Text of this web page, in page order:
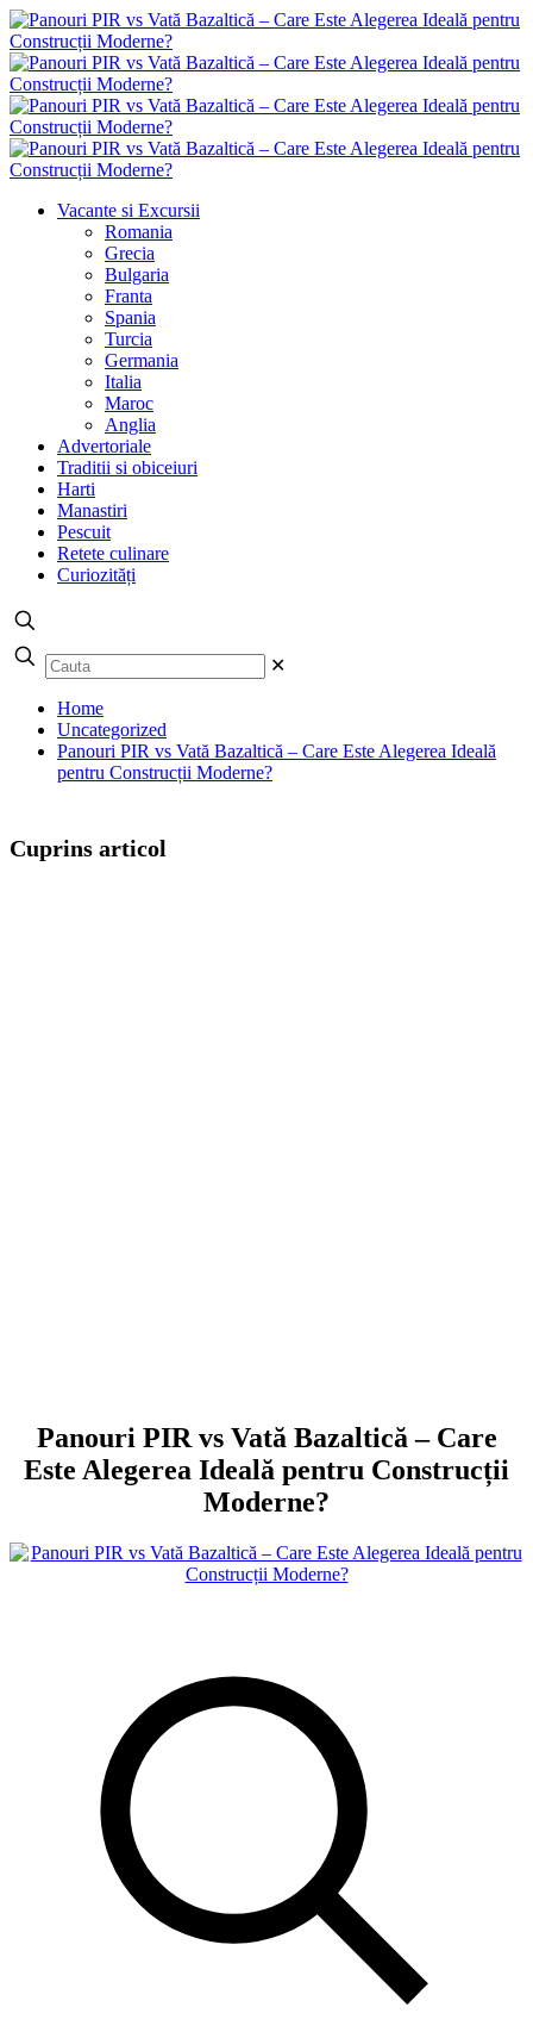
Vacante si Excursii
Romania
Grecia
Bulgaria
Franta
Spania
Turcia
Germania
Italia
Maroc
Anglia
Advertoriale
Traditii si obiceiuri
Harti
Manastiri
Pescuit
Retete culinare
Curiozități
✕
Home
Uncategorized
Panouri PIR vs Vată Bazaltică – Care Este Alegerea Ideală
pentru Construcții Moderne?
Cuprins articol
Panouri PIR vs Vată Bazaltică – Care
Este Alegerea Ideală pentru Construcții
Moderne?